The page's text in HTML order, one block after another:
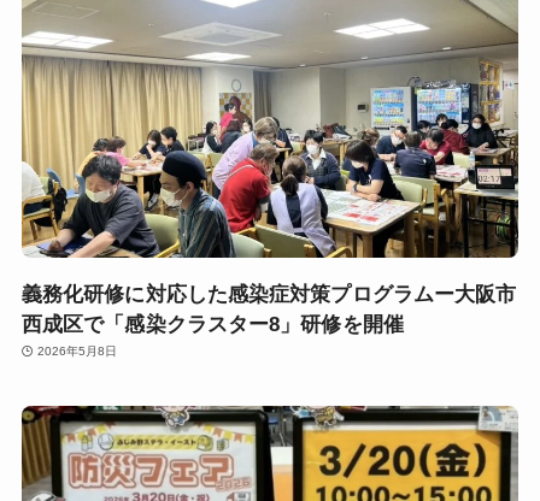
義務化研修に対応した感染症対策プログラムー大阪市
西成区で「感染クラスター8」研修を開催
2026年5月8日